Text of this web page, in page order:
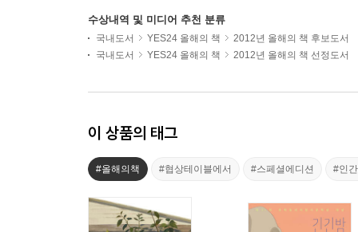
수상내역 및 미디어 추천 분류
국내도서 YES24 올해의 책
2012년 올해의 책 후보도서
국내도서
YES24 올해의 책 2012년 올해의 책 선정도서
이 상품의 태그
#올해의책 #협상테이블에서 #스페셜에디션 #인